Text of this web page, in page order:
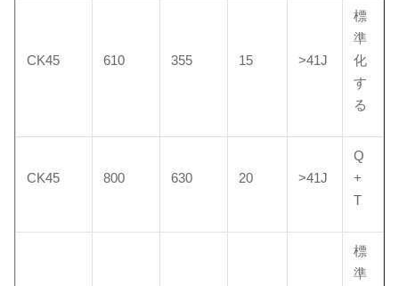
CK45 610 355 15 >41J
標
準
化
す
る
CK45 800 630 20 >41J
Q
+
T
標
準